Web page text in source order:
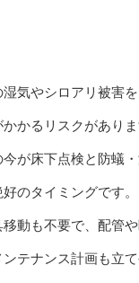
気やシロアリ被害
かるリスクがありま
が床下点検と防蟻
のタイミングです。
動も不要で、配管
テナンス計画も立て